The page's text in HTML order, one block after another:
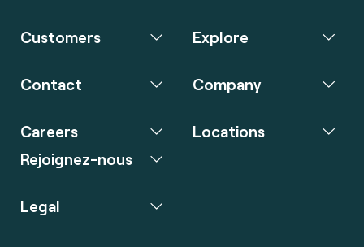
Customers Explore
Contact Company
Careers
Rejoignez-nous
Locations
Legal